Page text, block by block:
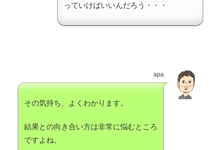
っていけばいいんだろう・・・
apa
その気持ち、よくわかります。
結果との向き合い方は非常に悩むところ
ですよね。